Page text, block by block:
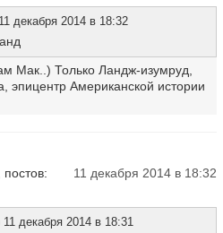
декабря 2014 в 18:32
Мак..) Только Ландж-изумруд,
эпицентр Американской истории
11 декабря 2014 в 18:32
декабря 2014 в 18:31